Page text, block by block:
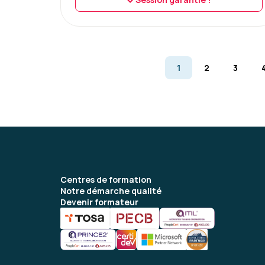
1 2 3
Centres de formation
Notre démarche qualité
Devenir formateur